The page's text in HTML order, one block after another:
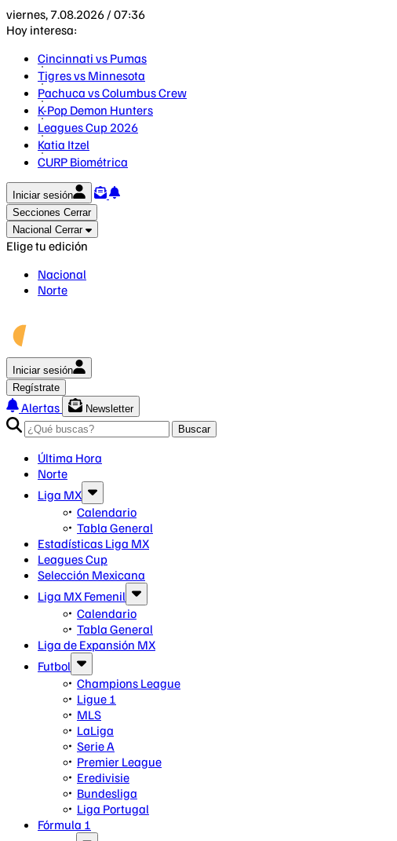
viernes, 7.08.2026 / 07:36
Hoy interesa:
Cincinnati vs Pumas
Tigres vs Minnesota
Pachuca vs Columbus Crew
K-Pop Demon Hunters
Leagues Cup 2026
Katia Itzel
CURP Biométrica
Iniciar sesión
Secciones Cerrar
Nacional Cerrar
Elige tu edición
Nacional
Norte
Iniciar sesión
Regístrate
Alertas
Newsletter
Buscar
Última Hora
Norte
Liga MX
Calendario
Tabla General
Estadísticas Liga MX
Leagues Cup
Selección Mexicana
Liga MX Femenil
Calendario
Tabla General
Liga de Expansión MX
Futbol
Champions League
Ligue 1
MLS
LaLiga
Serie A
Premier League
Eredivisie
Bundesliga
Liga Portugal
Fórmula 1